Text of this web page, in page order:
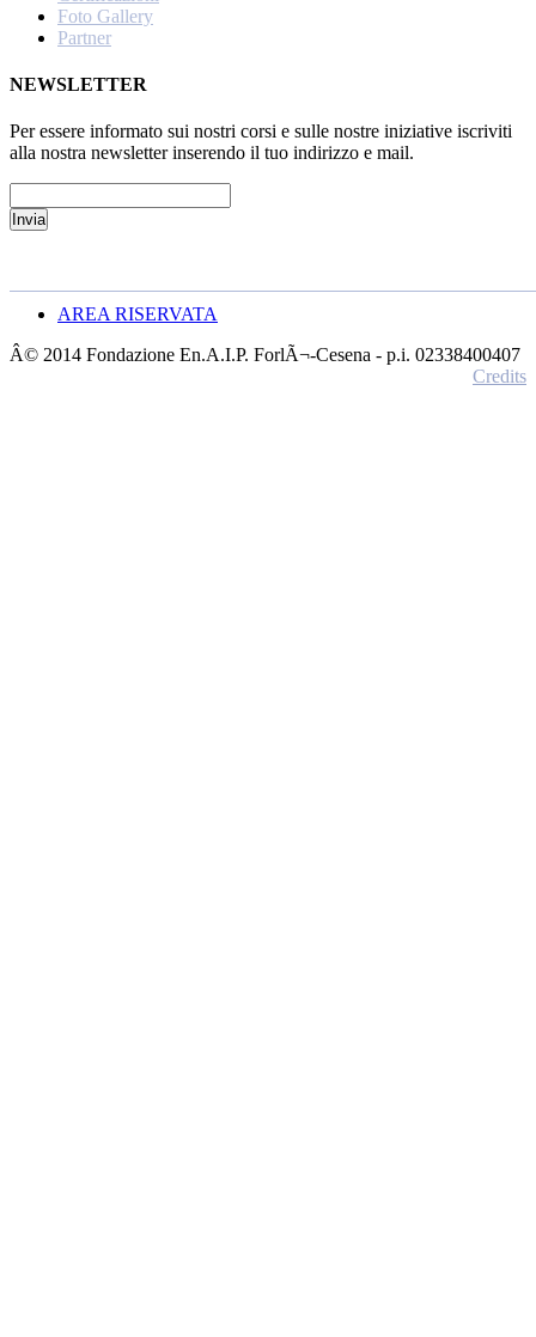
Foto Gallery
Partner
NEWSLETTER
Per essere informato sui nostri corsi e sulle nostre iniziative iscriviti
alla nostra newsletter inserendo il tuo indirizzo e mail.
AREA RISERVATA
Â© 2014 Fondazione En.A.I.P. ForlÃ¬-Cesena - p.i. 02338400407
Credits